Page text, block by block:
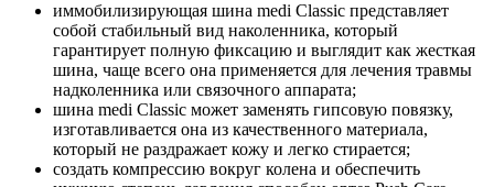
иммобилизирующая шина medi Classic представляет
собой стабильный вид наколенника, который
гарантирует полную фиксацию и выглядит как жесткая
шина, чаще всего она применяется для лечения травмы
надколенника или связочного аппарата;
шина medi Classic может заменять гипсовую повязку,
изготавливается она из качественного материала,
который не раздражает кожу и легко стирается;
создать компрессию вокруг колена и обеспечить